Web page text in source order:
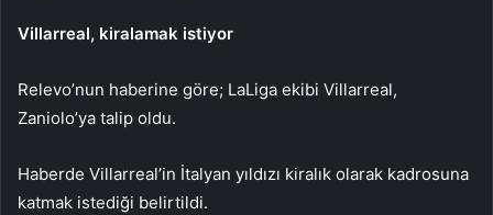
Villarreal, kiralamak istiyor
Relevo’nun haberine göre; LaLiga ekibi Villarreal,
Zaniolo’ya talip oldu.
Haberde Villarreal’in İtalyan yıldızı kiralık olarak kadrosuna
katmak istediği belirtildi.